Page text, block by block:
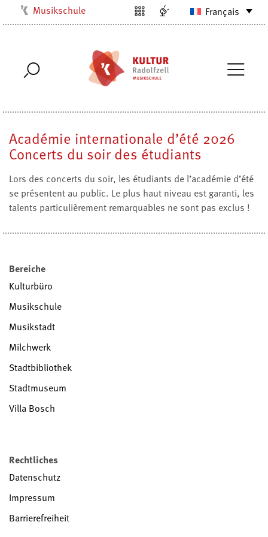
Musikschule
Stadtarchiv
Stadtbibliothek
Villa Bosch
Radolfzell1200
Français
Académie internationale d’été 2026
Concerts du soir des étudiants
Lors des concerts du soir, les étudiants de l’académie d’été
se présentent au public. Le plus haut niveau est garanti, les
talents particulièrement remarquables ne sont pas exclus !
Bereiche
Kulturbüro
Musikschule
Musikstadt
Milchwerk
Stadtbibliothek
Stadtmuseum
Villa Bosch
Rechtliches
Datenschutz
Impressum
Barrierefreiheit